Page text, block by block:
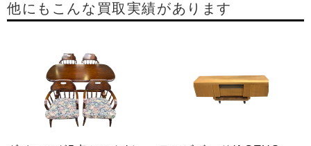
他にもこんな買取実績があります